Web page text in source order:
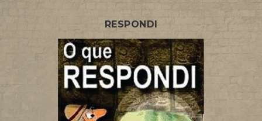
RESPONDI